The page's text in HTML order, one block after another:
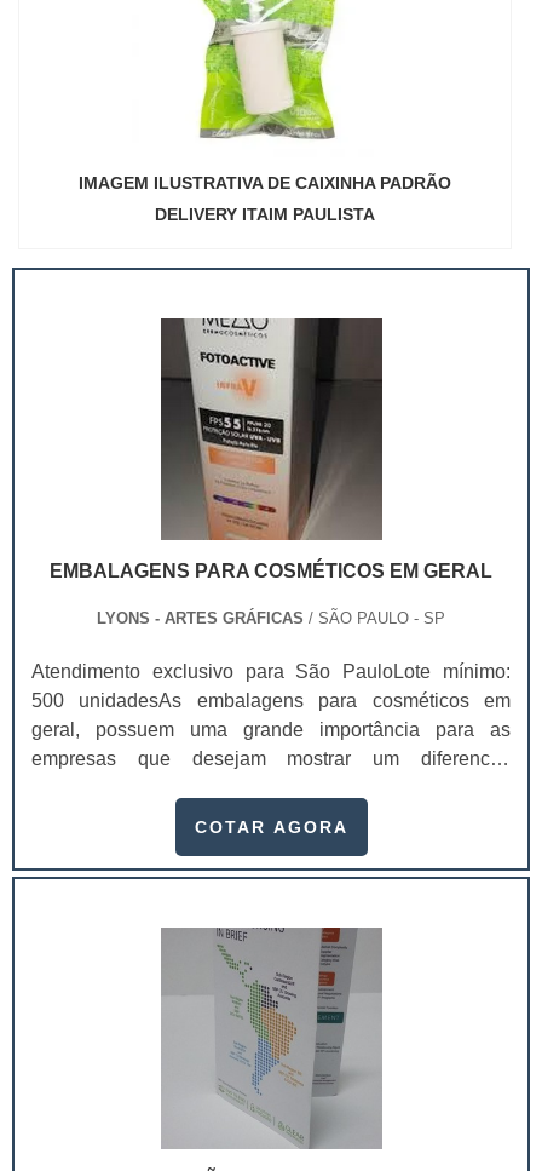
IMAGEM ILUSTRATIVA DE CAIXINHA PADRÃO
DELIVERY ITAIM PAULISTA
EMBALAGENS PARA COSMÉTICOS EM GERAL
LYONS - ARTES GRÁFICAS / SÃO PAULO - SP
Atendimento exclusivo para São PauloLote mínimo:
500 unidadesAs embalagens para cosméticos em
geral, possuem uma grande importância para as
empresas que desejam mostrar um diferencial
são de fato a primeira impressão do cliente para com o
essa primeira impressão prenda a atenção do
produtos e a empresa. Até porque, a embalagem tem a
capacidade de conquistar os clientes por criar uma
conexão entre o consumidor e a marca. Isso acontece
por ser o primeiro contato tangível entre os dois. A
disputa por espaço no universo dos cosméticos levou a
indústria a fazer da embalagem o principal atrativo. Não
basta apenas embalar o produto, ela também deve
informar, facilitar o transporte e encantar.Além disso, o
design das embalagens para cosméticos em geral tem
COTAR AGORA